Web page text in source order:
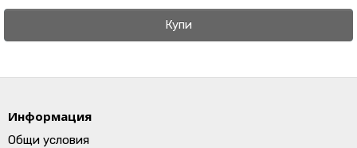
Купи
Информация
Общи условия